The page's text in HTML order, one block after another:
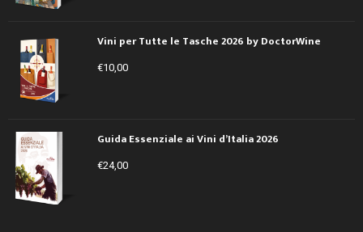
Vini per Tutte le Tasche 2026 by DoctorWine
€10,00
Guida Essenziale ai Vini d’Italia 2026
€24,00